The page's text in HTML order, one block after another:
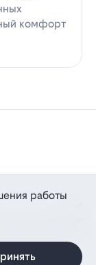
комфорт
работы